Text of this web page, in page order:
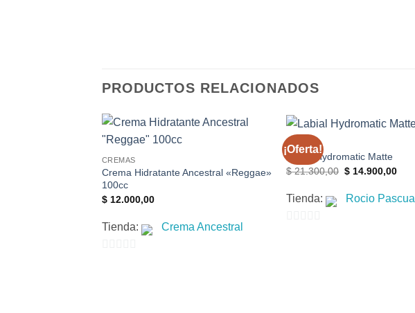
PRODUCTOS RELACIONADOS
CREMAS
Crema Hidratante Ancestral «Reggae»
100cc
$12.000,00
Tienda: Crema Ancestral
¡Oferta!
MAKE UP
Labial Hydromatic Matte
$21.300,00 El
era:
$ 14.900,00El
es:
Tienda: Rocio Pascual